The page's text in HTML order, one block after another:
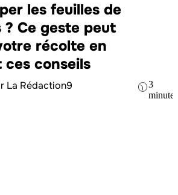
les feuilles de
Ce geste peut
récolte en
conseils
La Rédaction9
3
minutes